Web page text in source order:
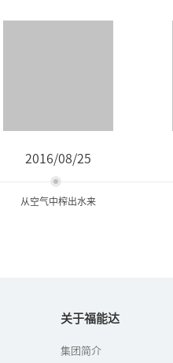
2016/08/25
从空气中榨出水来
跑。水用完了，人类怎么
关于福能达
集团简介